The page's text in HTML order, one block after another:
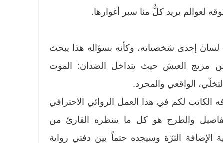
لعوالم يريد كلٌّ منا سبر أغوارها.
إحدى شخصياته، وكأنه بسؤاله هذا يبحث
من مزيج العيش حيث يتداخل الضدان: الموت
الواقعي والمجرد.
الكاتب لكم في هذا العمل الروائي الاحترافي
والطرح هو كل ما ينتظره القارئ من
الإضافة الثرّة وسيجده حتماً بين دفتي رواية